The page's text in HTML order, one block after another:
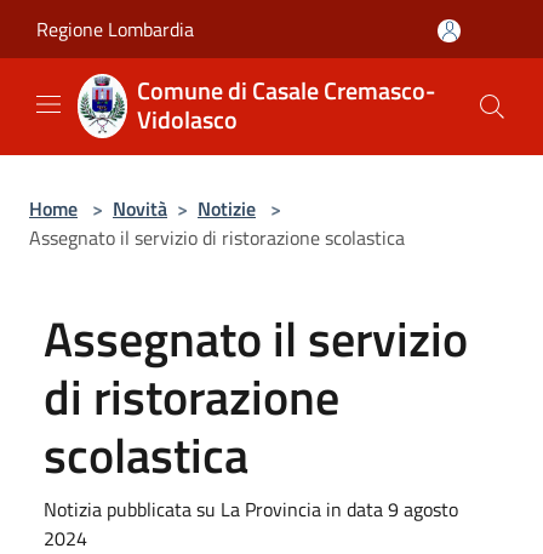
Regione Lombardia
Comune di Casale Cremasco-
Vidolasco
Home > Novità > Notizie >
Assegnato il servizio di ristorazione scolastica
Assegnato il servizio
di ristorazione
scolastica
Notizia pubblicata su La Provincia in data 9 agosto
2024